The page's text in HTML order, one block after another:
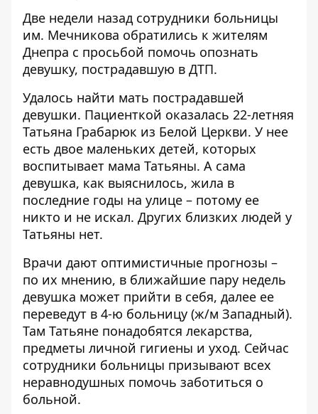
Две недели назад сотрудники больницы
им. Мечникова обратились к жителям
Днепра с просьбой помочь опознать
девушку, пострадавшую в ДТП.
Удалось найти мать пострадавшей
девушки. Пациенткой оказалась 22-летняя
Татьяна Грабарюк из Белой Церкви. У нее
есть двое маленьких детей, которых
воспитывает мама Татьяны. А сама
девушка, как выяснилось, жила в
последние годы на улице – потому ее
никто и не искал. Других близких людей у
Татьяны нет.
Врачи дают оптимистичные прогнозы –
по их мнению, в ближайшие пару недель
девушка может прийти в себя, далее ее
переведут в 4-ю больницу (ж/м Западный).
Там Татьяне понадобятся лекарства,
предметы личной гигиены и уход. Сейчас
сотрудники больницы призывают всех
неравнодушных помочь заботиться о
больной.